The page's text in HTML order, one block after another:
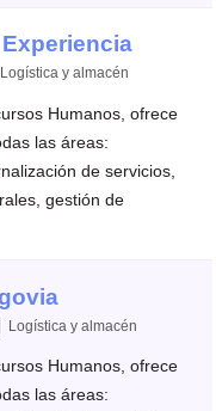
y almacén
Humanos, ofrece
las áreas:
de servicios,
gestión de
y almacén
Humanos, ofrece
las áreas: